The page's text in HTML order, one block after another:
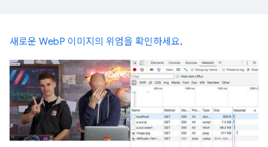
새로운 WebP 이미지의 위엄을 확인하세요.